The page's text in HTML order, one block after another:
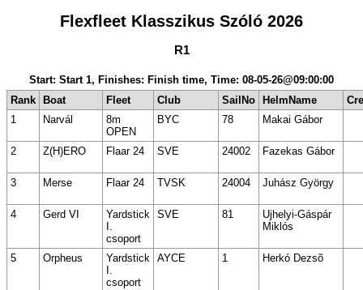
Flexfleet Klasszikus Szóló 2026
R1
Start: Start 1, Finishes: Finish time, Time: 08-05-26@09:00:00
Rank
Boat Fleet Club SailNo HelmName
1
Narvál
8m
OPEN
BYC 78 Makai Gábor
2 Z(H)ERO Flaar 24 SVE 24002 Fazekas Gábor
3 Merse Flaar 24 TVSK 24004 Juhász György
4 Gerd VI
Yardstick
I.
csoport
SVE 81
Ujhelyi-Gáspár
Miklós
5 Orpheus
Yardstick
I.
csoport
AYCE 1 Herkó Dezsõ